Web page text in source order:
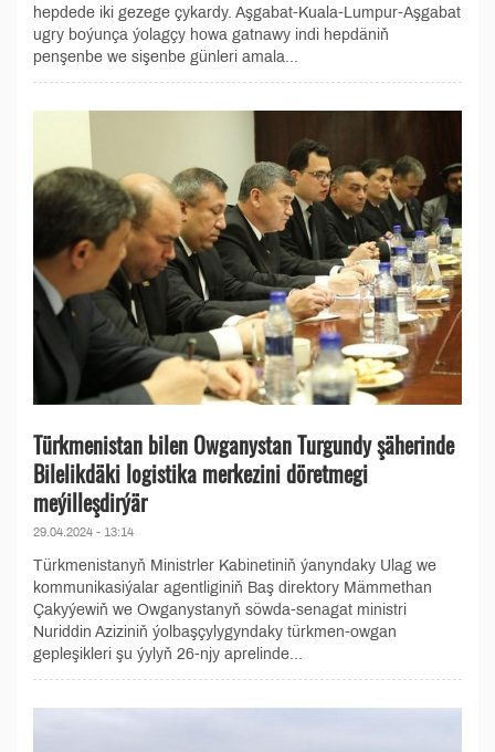
hepdede iki gezege çykardy. Aşgabat-Kuala-Lumpur-Aşgabat
ugry boýunça ýolagçy howa gatnawy indi hepdäniň
penşenbe we sişenbe günleri amala...
Türkmenistan bilen Owganystan Turgundy şäherinde
Bilelikdäki logistika merkezini döretmegi
meýilleşdirýär
29.04.2024 - 13:14
Türkmenistanyň Ministrler Kabinetiniň ýanyndaky Ulag we
kommunikasiýalar agentliginiň Baş direktory Mämmethan
Çakyýewiň we Owganystanyň söwda-senagat ministri
Nuriddin Aziziniň ýolbaşçylygyndaky türkmen-owgan
gepleşikleri şu ýylyň 26-njy aprelinde...